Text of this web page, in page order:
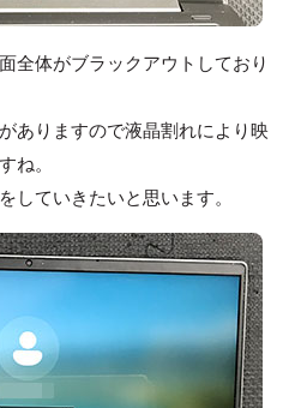
全体がブラックアウトしており
ありますので液晶割れにより映
ね。
していきたいと思います。